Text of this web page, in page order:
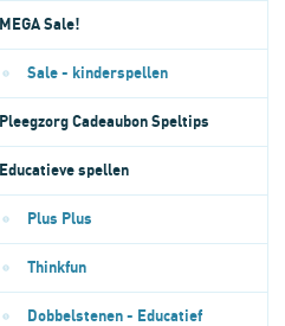
MEGA Sale!
Sale - kinderspellen
Pleegzorg Cadeaubon Speltips
Educatieve spellen
Plus Plus
Thinkfun
Dobbelstenen - Educatief